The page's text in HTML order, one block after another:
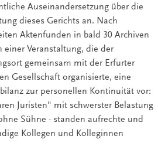
Auseinandersetzung über die
dieses Gerichts an. Nach
Aktenfunden in bald 30 Archiven
einer Veranstaltung, die der
gemeinsam mit der Erfurter
Gesellschaft organisierte, eine
zur personellen Kontinuität vor:
Juristen" mit schwerster Belastung
Sühne - standen aufrechte und
Kollegen und Kolleginnen